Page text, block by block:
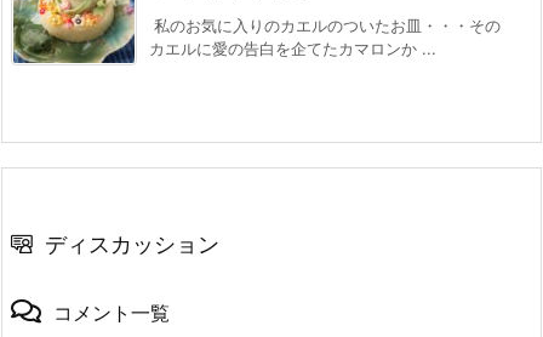
私のお気に入りのカエルのついたお皿・・・その
カエルに愛の告白を企てたカマロンか ...
ディスカッション
コメント一覧